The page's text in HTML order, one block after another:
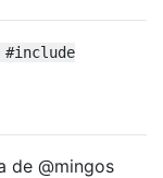
#include
de @mingos